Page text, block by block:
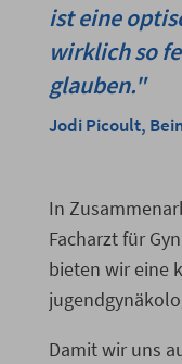
ist eine
wirklich so
glauben."
Jodi Picoult,
In
Facharzt für
bieten wir eine
Damit wir uns